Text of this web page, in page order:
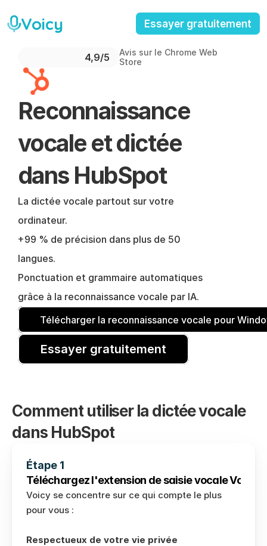
Voicy Essayer gratuitement
4,9/5
Avis sur le Chrome Web
Store
Reconnaissance
vocale et dictée
dans HubSpot
La dictée vocale partout sur votre
ordinateur.
+99 % de précision dans plus de 50
langues.
Ponctuation et grammaire automatiques
grâce à la reconnaissance vocale par IA.
Télécharger la reconnaissance vocale pour
Essayer gratuitement
Comment utiliser la dictée vocale
dans HubSpot
Étape 1
Téléchargez l'extension de saisie vocale Voicy
Voicy se concentre sur ce qui compte le plus
pour vous :
Respectueux de votre vie privée